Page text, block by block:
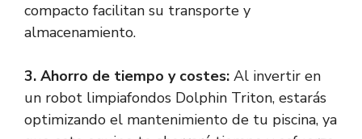
compacto facilitan su transporte y
almacenamiento.
3. Ahorro de tiempo y costes: Al invertir en
un robot limpiafondos Dolphin Triton, estarás
optimizando el mantenimiento de tu piscina, ya